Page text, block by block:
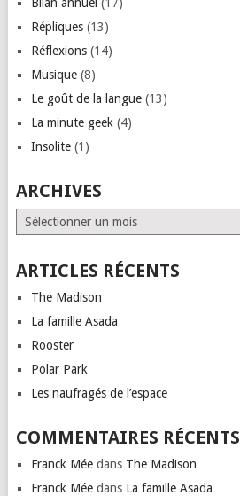
Répliques(13)
Réflexions(14)
Musique(8)
Le goût de la langue(13)
La minute geek (4)
Insolite(1)
ARCHIVES
Archives
ARTICLES RÉCENTS
The Madison
La famille Asada
Rooster
Polar Park
Les naufragés de l’espace
COMMENTAIRES RÉCENTS
Franck Méedans The Madison
Franck Méedans La famille Asada